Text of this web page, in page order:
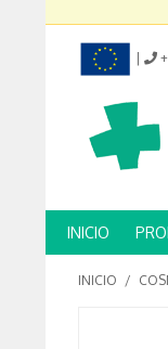
INICIO
INICIO /